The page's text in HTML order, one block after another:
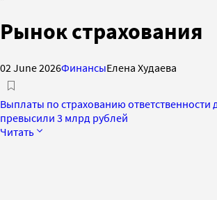
Рынок страхования
02 June 2026ФинансыЕлена Худаева
Выплаты по страхованию ответственности
превысили 3 млрд рублей
Читать